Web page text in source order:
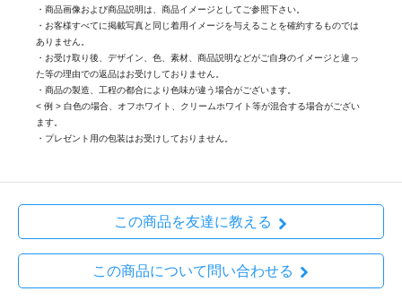
・商品画像および商品説明は、商品イメージとしてご参照下さい。
・お客様すべてに掲載写真と同じ着用イメージを与えることを確約するものでは
ありません。
・お受け取り後、デザイン、色、素材、商品説明などがご自身のイメージと違っ
た等の理由での返品はお受けしておりません。
・商品の製造、工程の都合により色味が違う場合がございます。
< 例 > 白色の場合、オフホワイト、クリームホワイト等が混合する場合がござい
ます。
・プレゼント用の包装はお受けしておりません。
この商品を友達に教える
この商品について問い合わせる